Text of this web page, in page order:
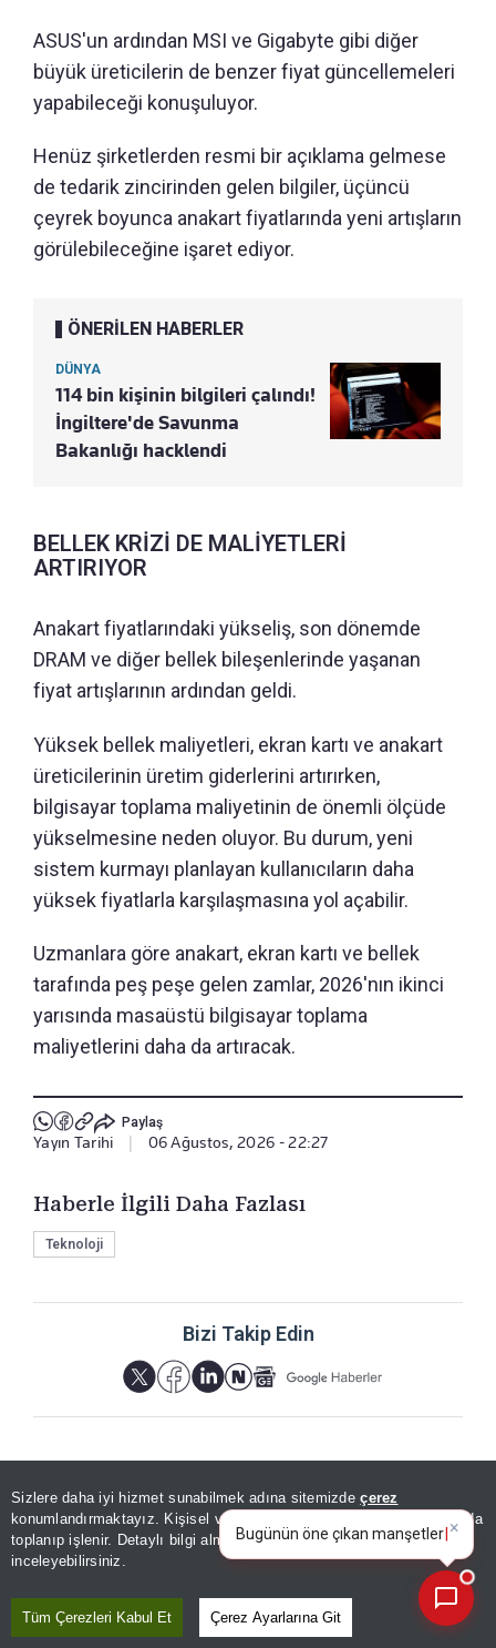
Sizlere daha iyi hizmet sunabilmek adına sitemizdeçerez
konumlandırmaktayız. Kişisel verileriniz, KVKK ve GDPR kapsamında
toplanıp işlenir. Detaylı bilgi almak içinAydınlatma Metnimizi
inceleyebilirsiniz.
Tüm Çerezleri Kabul Et Çerez Ayarlarına Git
ASUS'un ardından MSI ve Gigabyte gibi diğer
büyük üreticilerin de benzer fiyat güncellemeleri
yapabileceği konuşuluyor.
Henüz şirketlerden resmi bir açıklama gelmese
de tedarik zincirinden gelen bilgiler, üçüncü
çeyrek boyunca anakart fiyatlarında yeni artışların
görülebileceğine işaret ediyor.
ÖNERİLEN HABERLER
DÜNYA
114 bin kişinin bilgileri çalındı!
İngiltere'de Savunma
Bakanlığı hacklendi
BELLEK KRİZİ DE MALİYETLERİ
ARTIRIYOR
Anakart fiyatlarındaki yükseliş, son dönemde
DRAM ve diğer bellek bileşenlerinde yaşanan
fiyat artışlarının ardından geldi.
Yüksek bellek maliyetleri, ekran kartı ve anakart
üreticilerinin üretim giderlerini artırırken,
bilgisayar toplama maliyetinin de önemli ölçüde
yükselmesine neden oluyor. Bu durum, yeni
sistem kurmayı planlayan kullanıcıların daha
yüksek fiyatlarla karşılaşmasına yol açabilir.
Uzmanlara göre anakart, ekran kartı ve bellek
tarafında peş peşe gelen zamlar, 2026'nın ikinci
yarısında masaüstü bilgisayar toplama
maliyetlerini daha da artıracak.
Paylaş
Yayın Tarihi 06 Ağustos, 2026 - 22:27
Haberle İlgili Daha Fazlası
Teknoloji
Bizi Takip Edin
YORUMLAR
Yorum için giriş yapın
×
Bugünün öne çıkan manşetleri
ve gelişmeleri neler?|